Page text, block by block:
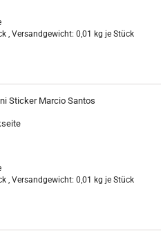
, Versandgewicht: 0,01 kg je Stück
Sticker Marcio Santos
, Versandgewicht: 0,01 kg je Stück